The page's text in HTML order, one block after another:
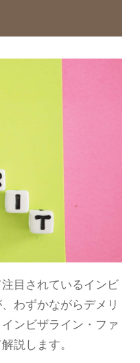
目されているインビ
わずかながらデメリ
ンビザライン・ファ
説します。